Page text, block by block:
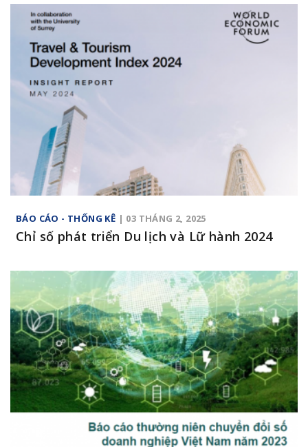
BÁO CÁO - THỐNG KÊ | 03 THÁNG 2, 2025
Chỉ số phát triển Du lịch và Lữ hành 2024